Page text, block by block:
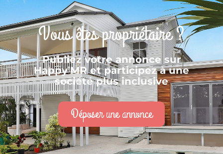
Vous êtes propriétaire ?
Publiez votre annonce sur
Happy’MR et participez à une
société plus inclusive
Déposer une annonce